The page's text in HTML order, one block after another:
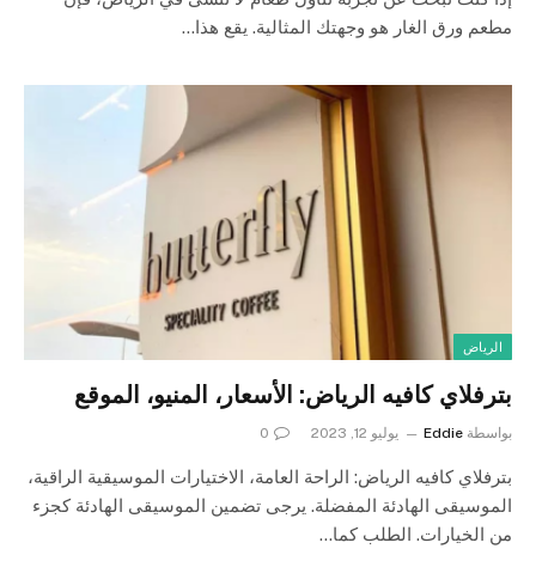
مطعم ورق الغار هو وجهتك المثالية. يقع هذا…
الرياض
بترفلاي كافيه الرياض: الأسعار، المنيو، الموقع
بواسطة Eddie يوليو 12, 2023 0
بترفلاي كافيه الرياض: الراحة العامة، الاختيارات الموسيقية الراقية،
الموسيقى الهادئة المفضلة. يرجى تضمين الموسيقى الهادئة كجزء
من الخيارات. الطلب كما…